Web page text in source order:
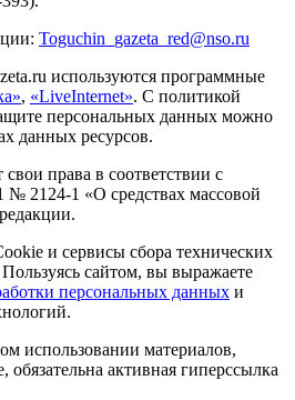
Toguchin gazeta red@nso.ru
используются программные
, «LiveInternet». С политикой
персональных данных можно
данных ресурсов.
права в соответствии с
№ 2124-1 «О средствах массовой
и сервисы сбора технических
сайтом, вы выражаете
персональных данных и
использовании материалов,
активная гиперссылка